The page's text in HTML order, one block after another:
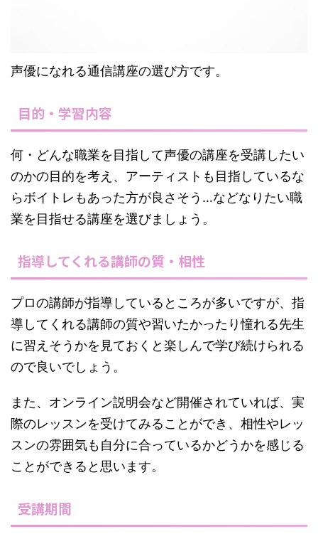
声優になれる通信講座の選び方です。
目的・学習内容
何・どんな職業を目指して声優の講座を受講したい
のかの目的を考え、アーティストも目指しているな
らボイトレもあった方が良さそう…などなりたい職
業を目指せる講座を選びましょう。
指導してくれる講師の質・相性
プロの講師が指導しているところが多いですが、指
導してくれる講師の質や習いたかったり憧れる先生
に習えそうかを見ておくと楽しんで学び続けられる
ので良いでしょう。
また、オンライン説明会など開催されていれば、実
際のレッスンを受けてみることができ、相性やレッ
スンの雰囲気も自分に合っているかどうかを感じる
ことができると思います。
受講期間